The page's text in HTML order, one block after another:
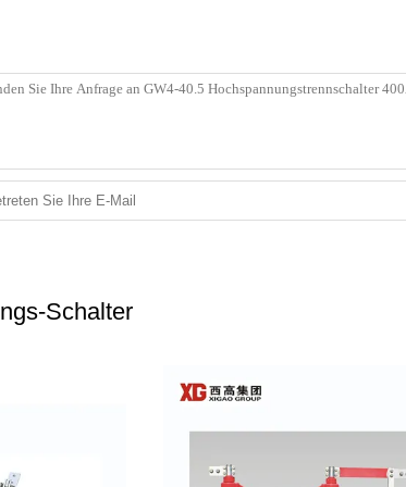
Schalter